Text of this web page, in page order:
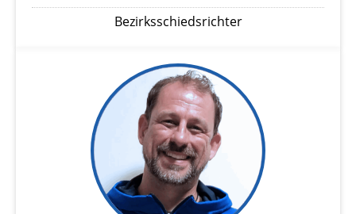
Bezirksschiedsrichter